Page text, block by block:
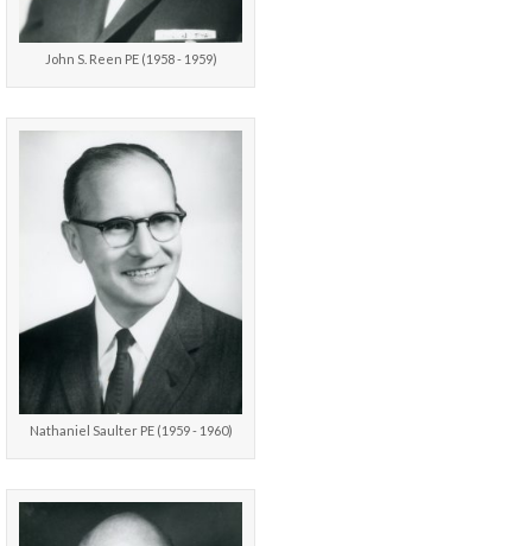
John S. Reen PE (1958 - 1959)
Nathaniel Saulter PE (1959 - 1960)